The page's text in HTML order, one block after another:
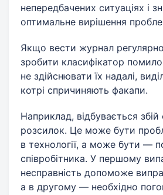
непередбачених ситуаціях і
оптимальне вирішення
Якщо вести журнал
зробити класифікатор
не здійснювати їх надалі,
котрі спричиняють факапи.
Наприклад, відбувається
розсилок. Це може бути
в технології, а може бути —
співробітника. У першому
несправність допоможе
а в другому — необхідно